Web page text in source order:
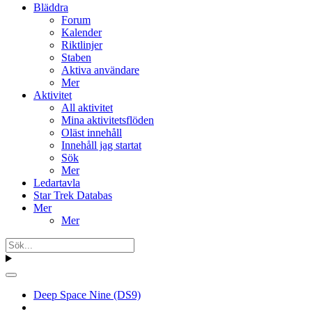
Bläddra
Forum
Kalender
Riktlinjer
Staben
Aktiva användare
Mer
Aktivitet
All aktivitet
Mina aktivitetsflöden
Oläst innehåll
Innehåll jag startat
Sök
Mer
Ledartavla
Star Trek Databas
Mer
Mer
Deep Space Nine (DS9)